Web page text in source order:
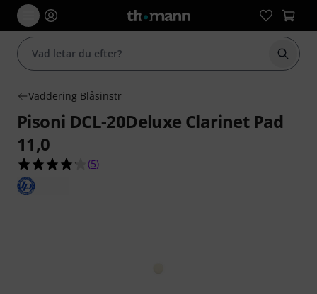
Börja
Vaddering Blåsinstr
Pisoni DCL-20Deluxe Clarinet Pad
11,0
4.2 av 5 stjärnor från 5 kundbetyg
(5)